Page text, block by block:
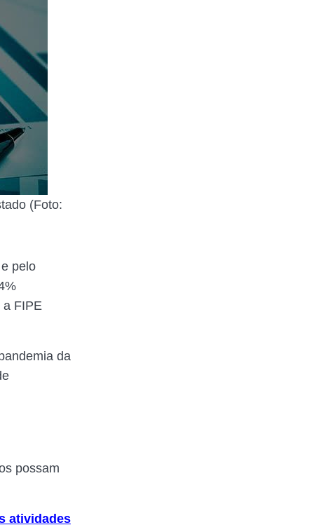
(Foto:
pelo
a FIPE
da
possam
atividades